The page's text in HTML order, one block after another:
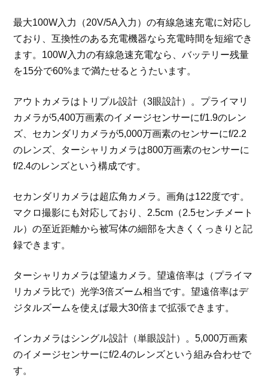
最大100W入力（20V/5A入力）の有線急速充電に対応し
ており、互換性のある充電機器なら充電時間を短縮でき
ます。100W入力の有線急速充電なら、バッテリー残量
を15分で60%まで満たせるとうたいます。
アウトカメラはトリプル設計（3眼設計）。プライマリ
カメラが5,400万画素のイメージセンサーにf/1.9のレン
ズ、セカンダリカメラが5,000万画素のセンサーにf/2.2
のレンズ、ターシャリカメラは800万画素のセンサーに
f/2.4のレンズという構成です。
セカンダリカメラは超広角カメラ。画角は122度です。
マクロ撮影にも対応しており、2.5cm（2.5センチメート
ル）の至近距離から被写体の細部を大きくくっきりと記
録できます。
ターシャリカメラは望遠カメラ。望遠倍率は（プライマ
リカメラ比で）光学3倍ズーム相当です。望遠倍率はデ
ジタルズームを使えば最大30倍まで拡張できます。
インカメラはシングル設計（単眼設計）。5,000万画素
のイメージセンサーにf/2.4のレンズという組み合わせで
す。